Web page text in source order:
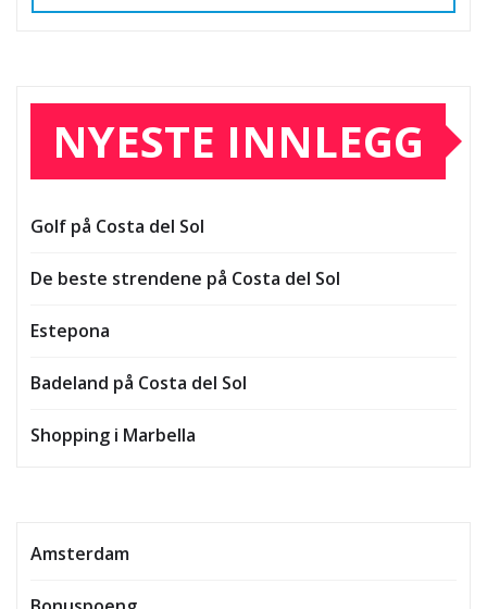
NYESTE INNLEGG
Golf på Costa del Sol
De beste strendene på Costa del Sol
Estepona
Badeland på Costa del Sol
Shopping i Marbella
Amsterdam